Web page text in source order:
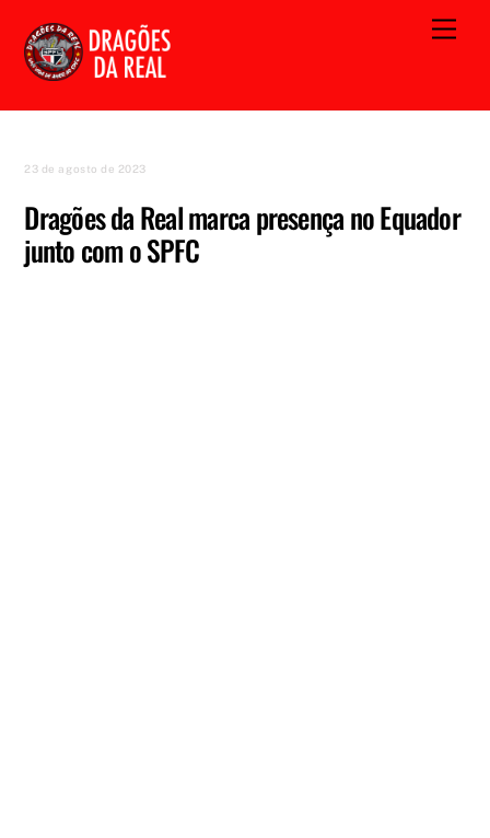
content
23 de agosto de 2023
Dragões da Real marca presença no Equador
junto com o SPFC